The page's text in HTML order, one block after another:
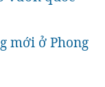
mới ở Phong